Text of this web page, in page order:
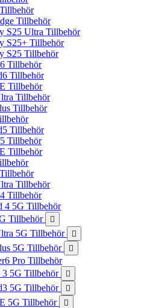
Tillbehör
S25 Ultra Tillbehör
S25+ Tillbehör
S25 Tillbehör
Tillbehör
Tillbehör
Tillbehör
Tillbehör
Tillbehör
Tillbehör
Tillbehör
Tillbehör
Tillbehör
Tillbehör
4 5G Tillbehör
Tillbehör

5G Tillbehör 
5G Tillbehör 
Pro Tillbehör
3 5G Tillbehör

5G Tillbehör 
5G Tillbehör 